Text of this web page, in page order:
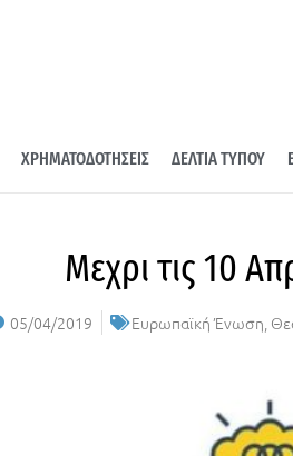
ΧΡΗΜΑΤΟΔΟΤΗΣΕΙΣ ΔΕΛΤΙΑ ΤΥΠΟΥ
Μεχρι τις 10
05/04/2019 Ευρωπαϊκή Ένωση,